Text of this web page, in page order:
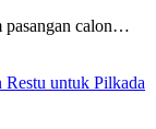
pasangan calon…
untuk Pilkada